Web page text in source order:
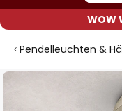
WOW
Pendelleuchten &
Zum